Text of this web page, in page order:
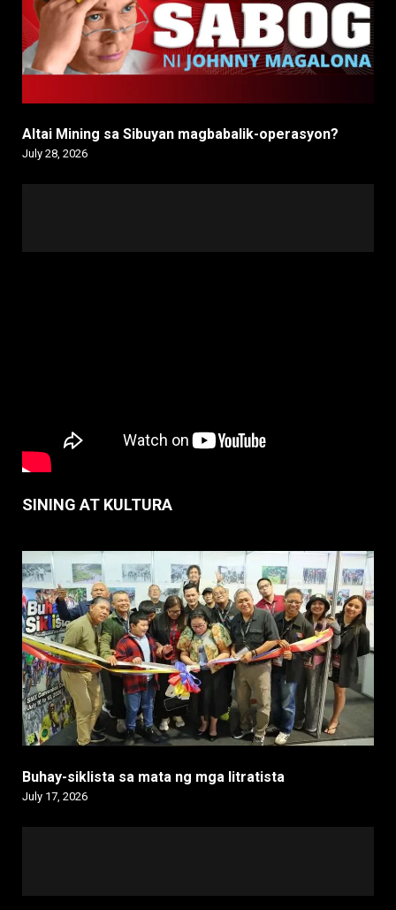
Altai Mining sa Sibuyan magbabalik-operasyon?
July 28, 2026
SINING AT KULTURA
Buhay-siklista sa mata ng mga litratista
July 17, 2026